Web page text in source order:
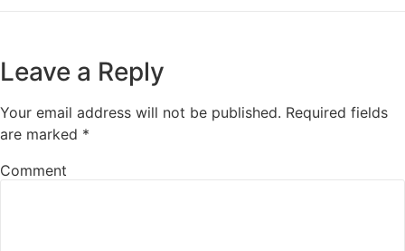
Leave a Reply
Your email address will not be published. Required fields
are marked *
Comment